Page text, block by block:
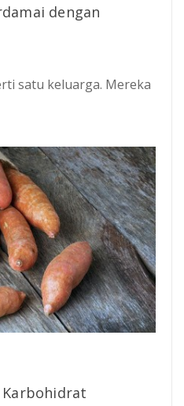
dengan
satu keluarga. Mereka
Karbohidrat